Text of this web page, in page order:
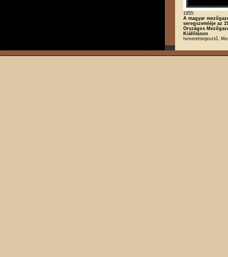
1955
A magyar
seregszemléje az
Országos
Kiállításon
Ismeretterjesztő,